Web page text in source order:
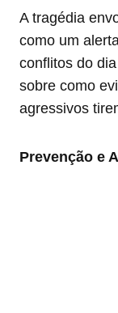
A tragédia
como um
conflitos do
sobre como
agressivos
Prevenção e